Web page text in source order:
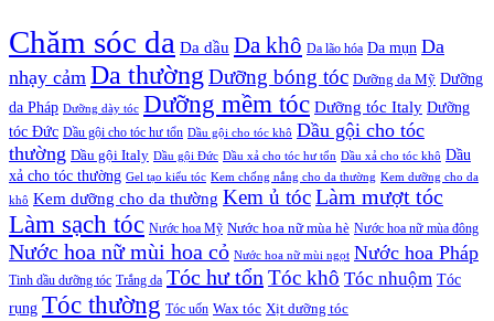
Chăm sóc da Da dầu Da khô Da lão hóa Da mụn Da
nhạy cảm Da thường Dưỡng bóng tóc Dưỡng da Mỹ Dưỡng
da Pháp Dưỡng dày tóc Dưỡng mềm tóc Dưỡng tóc Italy Dưỡng
tóc Đức Dầu gội cho tóc hư tổn Dầu gội cho tóc khô Dầu gội cho tóc
thường Dầu gội Italy Dầu gội Đức Dầu xả cho tóc hư tổn Dầu xả cho tóc khô Dầu
xả cho tóc thường Gel tạo kiểu tóc Kem chống nắng cho da thường Kem dưỡng cho da
khô Kem dưỡng cho da thường Kem ủ tócLàm mượt tóc
Làm sạch tóc Nước hoa Mỹ Nước hoa nữ mùa hè Nước hoa nữ mùa đông
Nước hoa nữ mùi hoa cỏ Nước hoa nữ mùi ngọt Nước hoa Pháp
Tinh dầu dưỡng tóc Trắng da Tóc hư tổn Tóc khô Tóc nhuộm Tóc
rụng Tóc thường Tóc uốn Wax tóc Xịt dưỡng tóc